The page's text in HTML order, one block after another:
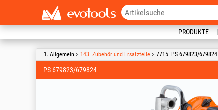
PRODUKTE
1. Allgemein > 143. Zubehör und Ersatzteile > 7715. PS 679823/679824
PS 679823/679824